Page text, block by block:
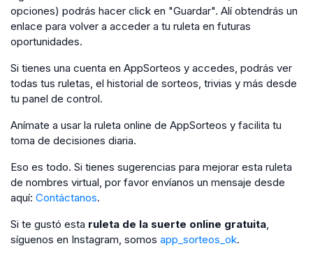
opciones) podrás hacer click en "Guardar". Alí obtendrás un
enlace para volver a acceder a tu ruleta en futuras
oportunidades.
Si tienes una cuenta en AppSorteos y accedes, podrás ver
todas tus ruletas, el historial de sorteos, trivias y más desde
tu panel de control.
Anímate a usar la ruleta online de AppSorteos y facilita tu
toma de decisiones diaria.
Eso es todo. Si tienes sugerencias para mejorar esta ruleta
de nombres virtual, por favor envíanos un mensaje desde
aquí: Contáctanos.
Si te gustó esta ruleta de la suerte online gratuita,
síguenos en Instagram, somos app_sorteos_ok.